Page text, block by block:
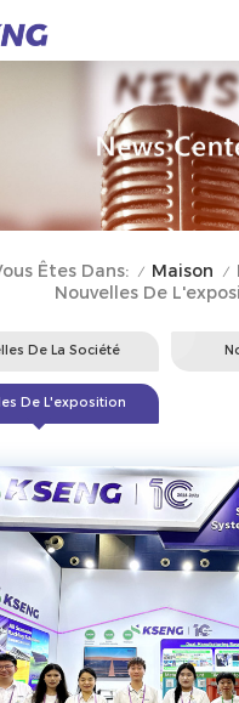
Êtes Dans: / Maison /
Nouvelles De
De La Société
De L'exposition